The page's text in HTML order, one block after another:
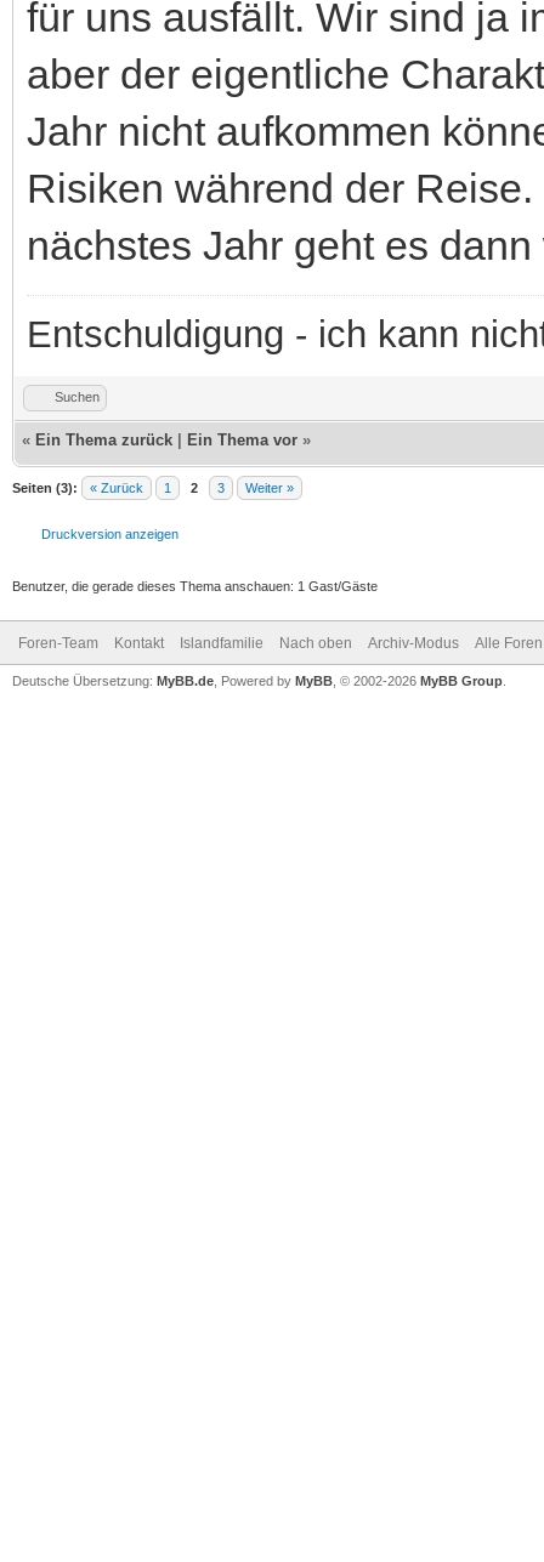
für uns ausfällt. Wir sind ja
aber der eigentliche
Jahr nicht aufkommen
Risiken während der
nächstes Jahr geht es
Entschuldigung - ich kann
Suchen
« Ein Thema zurück Ein Thema vor »
Seiten (3): « Zurück 1 2 3 Weiter »
Druckversion anzeigen
Benutzer, die gerade dieses Thema anschauen: 1 Gast/Gäste
Foren-Team Kontakt Islandfamilie Nach oben Archiv-Modus Alle
Deutsche Übersetzung: MyBB.de , Powered by MyBB , © 2002-2026 MyBB Group